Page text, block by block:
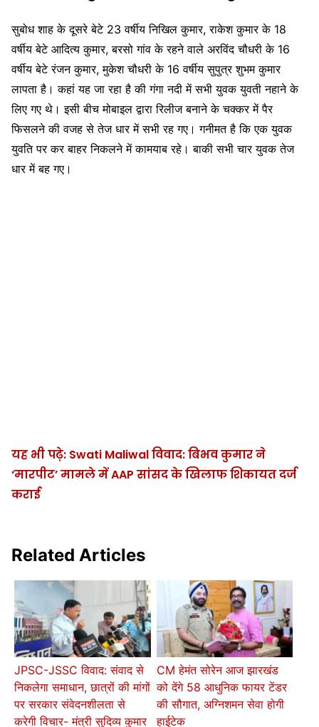
सुबोध शाह के दूसरे बेटे 23 वर्षीय निखिल कुमार, राकेश कुमार के 18
वर्षीय बेटे आदित्य कुमार, बरसो गांव के रहने वाले अरविंद चौधरी के 16
वर्षीय बेटे रंजन कुमार, मुकेश चौधरी के 16 वर्षीय सुपुत्र शुभम कुमार
लापता है। कहां यह जा रहा है की गंगा नदी में सभी युवक युवती नहाने के
लिए गए थे। इसी बीच मोबाइल द्वारा रिलीज बनाने के चक्कर में पैर
फिसलने की वजह से तेज धार में सभी रह गए। गनीमत है कि एक युवक
युवति पर कर बाहर निकलने में कामयाब रहे। बाकी सभी चार युवक तेज
धार में बह गए।
यह भी पढ़े: Swati Maliwal विवाद: बिभव कुमार ने
‘मारपीट’ मामले में AAP सांसद के खिलाफ शिकायत दर्ज
कराई
Related Articles
JPSC-JSSC विवाद: संवाद से
निकलेगा समाधान, छात्रों की मांगों
पर सरकार संवेदनशीलता से
करेगी विचार- मंत्री सुदिव्य कुमार
CM हेमंत सोरेन आज झारखंड
को देंगे 58 आधुनिक फायर टेंडर
की सौगात, अग्निशमन सेवा होगी
हाईटेक